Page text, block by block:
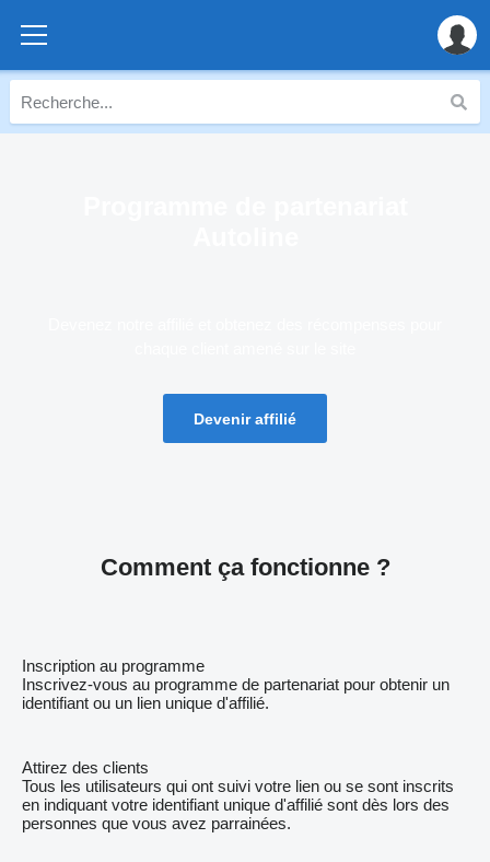
Devenir affilié
Comment ça fonctionne ?
Inscription au programme
Inscrivez-vous au programme de partenariat pour obtenir un
identifiant ou un lien unique d'affilié.
Attirez des clients
Tous les utilisateurs qui ont suivi votre lien ou se sont inscrits
en indiquant votre identifiant unique d'affilié sont dès lors des
personnes que vous avez parrainées.